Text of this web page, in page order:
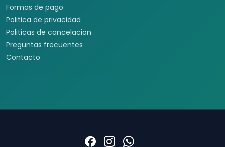
Formas de pago
Politica de privacidad
Politicas de cancelacion
Preguntas frecuentes
Contacto